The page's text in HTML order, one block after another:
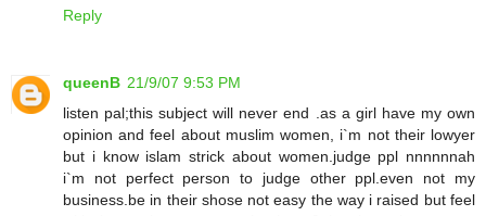
Reply
queenB 21/9/07 9:53 PM
listen pal;this subject will never end .as a girl have my own
opinion and feel about muslim women, i`m not their lowyer
but i know islam strick about women.judge ppl nnnnnnah
i`m not perfect person to judge other ppl.even not my
business.be in their shose not easy the way i raised but feel